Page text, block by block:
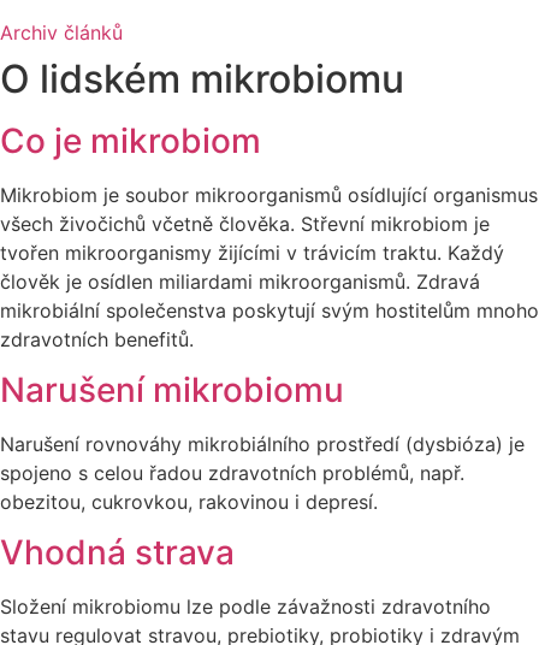
Archiv článků
O lidském mikrobiomu
Co je mikrobiom
Mikrobiom je soubor mikroorganismů osídlující organismus
všech živočichů včetně člověka. Střevní mikrobiom je
tvořen mikroorganismy žijícími v trávicím traktu. Každý
člověk je osídlen miliardami mikroorganismů. Zdravá
mikrobiální společenstva poskytují svým hostitelům mnoho
zdravotních benefitů.
Narušení mikrobiomu
Narušení rovnováhy mikrobiálního prostředí (dysbióza) je
spojeno s celou řadou zdravotních problémů, např.
obezitou, cukrovkou, rakovinou i depresí.
Vhodná strava
Složení mikrobiomu lze podle závažnosti zdravotního
stavu regulovat stravou, prebiotiky, probiotiky i zdravým